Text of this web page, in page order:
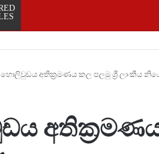
හොලිවුඩය අතික්‍රමණය කල පලමු ශ්‍රී ලාංකීය
අතික්‍රමණය